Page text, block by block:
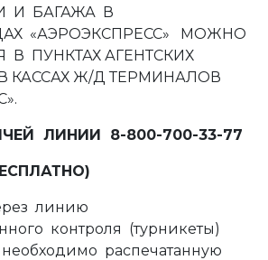
И БАГАЖА В
«АЭРОЭКСПРЕСС» МОЖНО
ПУНКТАХ АГЕНТСКИХ
Ж/Д ТЕРМИНАЛОВ
ЛИНИИ 8-800-700-33-77
линию
контроля (турникеты)
необходимо распечатанную